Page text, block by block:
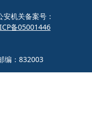
机关备案号：
备05001446
编：832003